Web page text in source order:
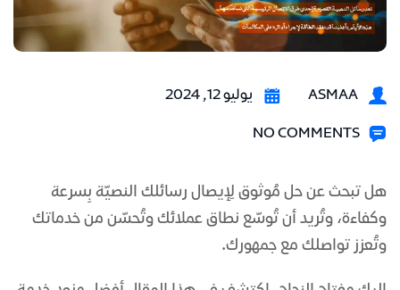
ASMAA يوليو 12, 2024
NO COMMENTS
هل تبحث عن حل مُوثوق لِإيصال رسائلك النصيّة بِسرعة
وكفاءة، وتُريد أن تُوسّع نطاق عملائك وتُحسّن من خدماتك
وتُعزز تواصلك مع جمهورك.